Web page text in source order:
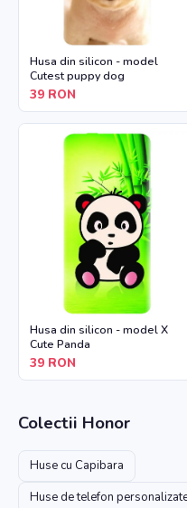
Husa din silicon - model
Cutest puppy dog
39 RON
Husa din silicon - model X
Cute Panda
39 RON
Colectii Honor
Huse cu Capibara
Huse de telefon